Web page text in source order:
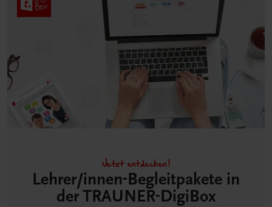
Jetzt entdecken!
Lehrer/innen-Begleitpakete in
der TRAUNER-DigiBox